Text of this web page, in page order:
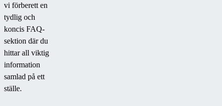
vi förberett en
tydlig och
koncis FAQ-
sektion där du
hittar all viktig
information
samlad på ett
ställe.